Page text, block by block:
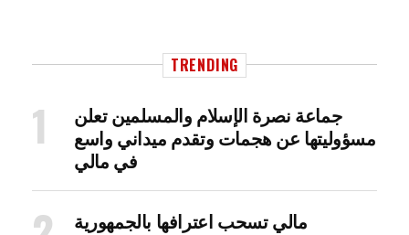
TRENDING
جماعة نصرة الإسلام والمسلمين تعلن
مسؤوليتها عن هجمات وتقدم ميداني واسع
في مالي
مالي تسحب اعترافها بالجمهورية